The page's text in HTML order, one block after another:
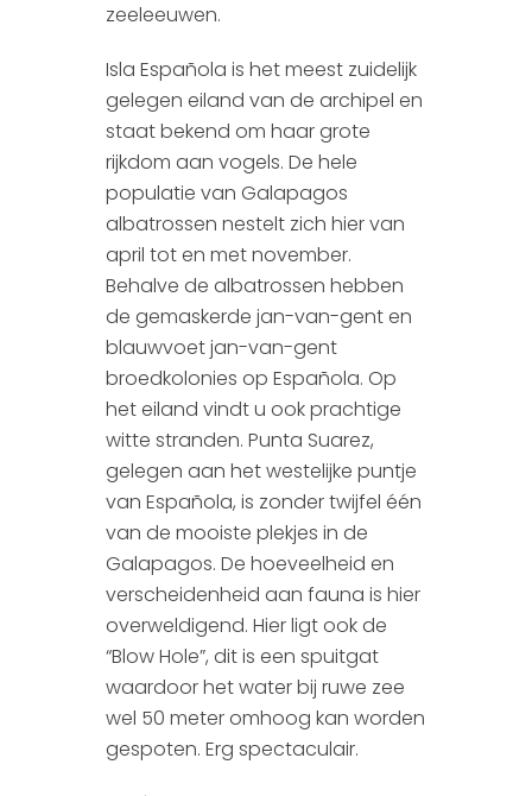
zeeleeuwen.
Isla Española is het meest zuidelijk
gelegen eiland van de archipel en
staat bekend om haar grote
rijkdom aan vogels. De hele
populatie van Galapagos
albatrossen nestelt zich hier van
april tot en met november.
Behalve de albatrossen hebben
de gemaskerde jan-van-gent en
blauwvoet jan-van-gent
broedkolonies op Española. Op
het eiland vindt u ook prachtige
witte stranden. Punta Suarez,
gelegen aan het westelijke puntje
van Española, is zonder twijfel één
van de mooiste plekjes in de
Galapagos. De hoeveelheid en
verscheidenheid aan fauna is hier
overweldigend. Hier ligt ook de
“Blow Hole”, dit is een spuitgat
waardoor het water bij ruwe zee
wel 50 meter omhoog kan worden
gespoten. Erg spectaculair.